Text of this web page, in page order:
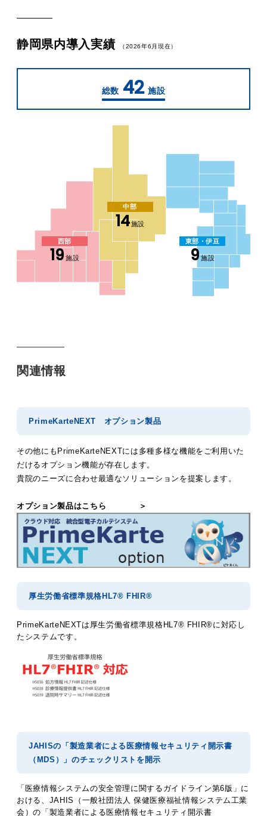
静岡県内導入実績 （2026年6月現在）
総数 42 施設
西部
19 施設
中部
14 施設
東部・伊豆
9 施設
関連情報
PrimeKarteNEXT オプション製品
その他にもPrimeKarteNEXTには多種多様な機能をご利用いた
だけるオプション機能が存在します。
貴院のニーズに合わせ最適なソリューションを提案します。
オプション製品はこちら ＞
厚生労働省標準規格HL7® FHIR®
PrimeKarteNEXTは厚生労働省標準規格HL7® FHIR®に対応し
たシステムです。
JAHISの「製造業者による医療情報セキュリティ開示書
（MDS）」のチェックリストを開示
「医療情報システムの安全管理に関するガイドライン第6版」に
おける、JAHIS（一般社団法人 保健医療福祉情報システム工業
会）の「製造業者による医療情報セキュリティ開示書